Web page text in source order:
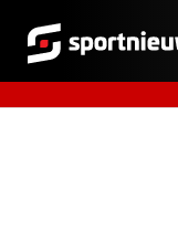
Sportnieuws.nl